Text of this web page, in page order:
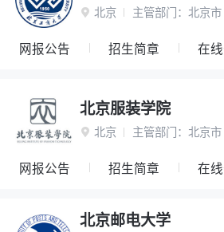
 北京 主管部门： 北京市
网报公告 招生简章 在
北京服装学院
 北京 主管部门： 北京市
网报公告 招生简章 在
北京邮电大学